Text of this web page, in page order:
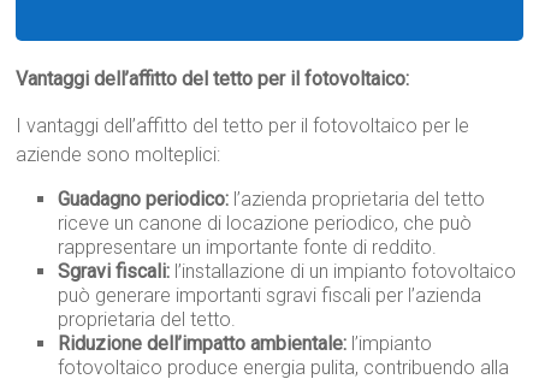
Vantaggi dell’affitto del tetto per il fotovoltaico:
I vantaggi dell’affitto del tetto per il fotovoltaico per le
aziende sono molteplici:
Guadagno periodico: l’azienda proprietaria del tetto
riceve un canone di locazione periodico, che può
rappresentare un importante fonte di reddito.
Sgravi fiscali: l’installazione di un impianto fotovoltaico
può generare importanti sgravi fiscali per l’azienda
proprietaria del tetto.
Riduzione dell’impatto ambientale: l’impianto
fotovoltaico produce energia pulita, contribuendo alla